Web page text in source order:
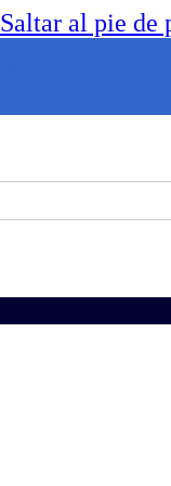
Saltar al pie de